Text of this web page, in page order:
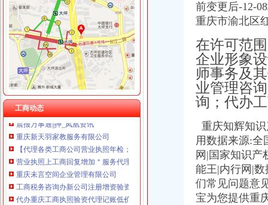
工商动态
回兴代办营业执照
谁回收执照谁能回收营业执照专业回收执照的代理机构-北京工商注册|
四川兴蜀大宗诚招代理沈农业养殖今题网
郑州工商代理,郑州自贸区专办,郑州代办公司注册,郑州代办营业
【重庆辉灿科技有限公司2018新招聘信息】_聘网
【北京三河燕郊全程办理营业执照税务银行等各项手续】-北京易登网
印刷厂转让_新浪新闻
找人代办营业执照交了1万定金怎么要回来_百度知道
晨报万事通||押_凤凰资讯
重庆新天羽家教服务有限公司
【代理各类工商公司营业执照年检；】-北区泰山路易登网
营业执照上工商回复增加＂服务代理＂字样_百度知道
重庆未言空间企业管理有限公司
工商税务咨询办新公司注册增资验资重庆公司注册今题网
代办重庆工商执照验资代理记账低价省心快捷-重庆58同城
【重庆渝北区咨询服务企业名录】_第12页_顺企网
前变更后-12-
重庆市渝北区
在许可范
企业形象
师事务及
业管理咨
询；代办
重庆知辉知
用数据来源:全
网|国家知识产
能王|内行网|
们常见问题意
宝为您提供重